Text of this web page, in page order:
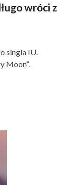
wróci z
singla IU.
Moon”.